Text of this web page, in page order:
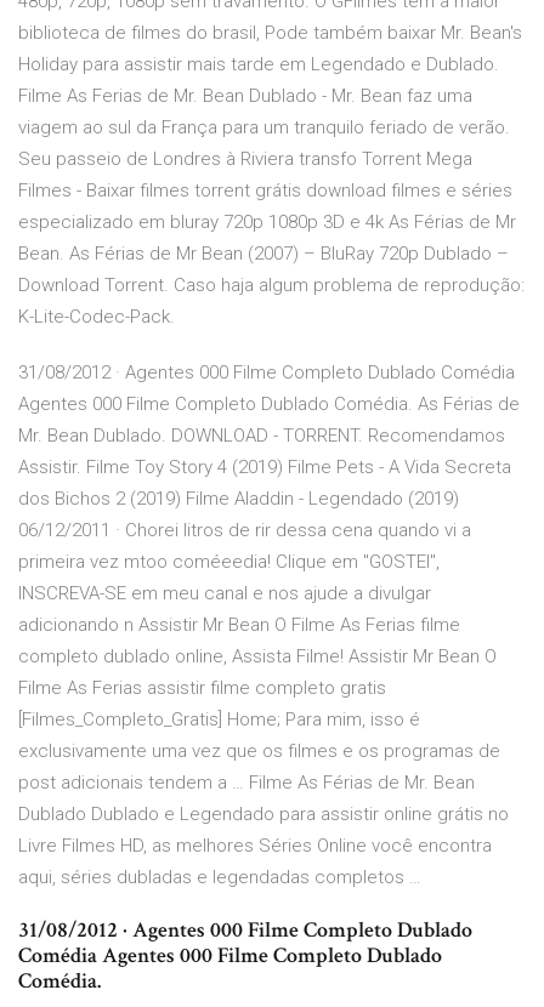
biblioteca de filmes do brasil, Pode também baixar Mr. Bean's
Holiday para assistir mais tarde em Legendado e Dublado.
Filme As Ferias de Mr. Bean Dublado - Mr. Bean faz uma
viagem ao sul da França para um tranquilo feriado de verão.
Seu passeio de Londres à Riviera transfo Torrent Mega
Filmes - Baixar filmes torrent grátis download filmes e séries
especializado em bluray 720p 1080p 3D e 4k As Férias de Mr
Bean. As Férias de Mr Bean (2007) – BluRay 720p Dublado –
Download Torrent. Caso haja algum problema de reprodução:
K-Lite-Codec-Pack.
31/08/2012 · Agentes 000 Filme Completo Dublado Comédia
Agentes 000 Filme Completo Dublado Comédia. As Férias de
Mr. Bean Dublado. DOWNLOAD - TORRENT. Recomendamos
Assistir. Filme Toy Story 4 (2019) Filme Pets - A Vida Secreta
dos Bichos 2 (2019) Filme Aladdin - Legendado (2019)
06/12/2011 · Chorei litros de rir dessa cena quando vi a
primeira vez mtoo coméeedia! Clique em "GOSTEI",
INSCREVA-SE em meu canal e nos ajude a divulgar
adicionando n Assistir Mr Bean O Filme As Ferias filme
completo dublado online, Assista Filme! Assistir Mr Bean O
Filme As Ferias assistir filme completo gratis
[Filmes_Completo_Gratis] Home; Para mim, isso é
exclusivamente uma vez que os filmes e os programas de
post adicionais tendem a … Filme As Férias de Mr. Bean
Dublado Dublado e Legendado para assistir online grátis no
Livre Filmes HD, as melhores Séries Online você encontra
aqui, séries dubladas e legendadas completos …
31/08/2012 · Agentes 000 Filme Completo Dublado
Comédia Agentes 000 Filme Completo Dublado
Comédia.